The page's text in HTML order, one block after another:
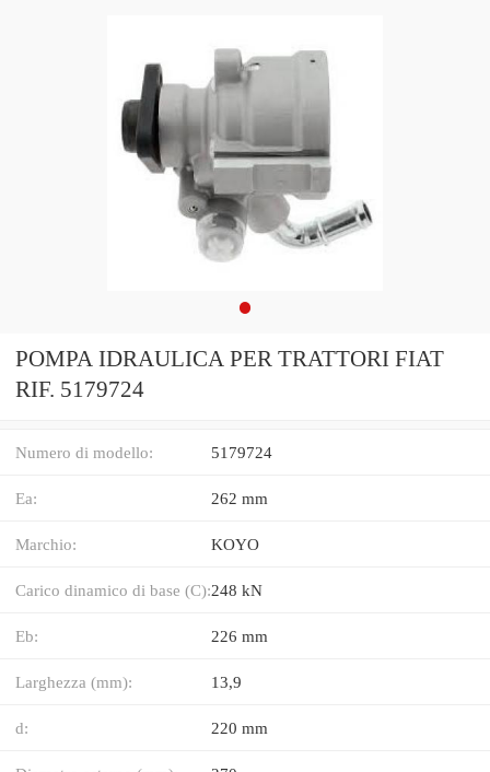
POMPA IDRAULICA PER TRATTORI FIAT
RIF. 5179724
Numero di modello: 5179724
Ea: 262 mm
Marchio: KOYO
Carico dinamico di base (C):248 kN
Eb: 226 mm
Larghezza (mm): 13,9
d: 220 mm